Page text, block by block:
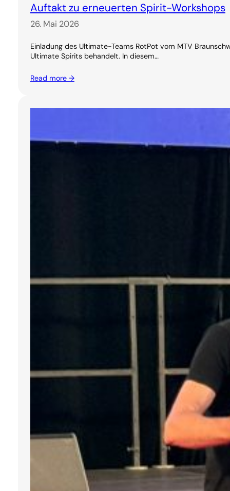
Auftakt zu erneuerten Spirit-Workshops
26. Mai 2026
Einladung des Ultimate-Teams RotPot vom MTV
Ultimate Spirits behandelt. In diesem…
Read more →